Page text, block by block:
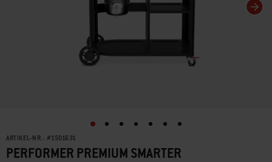
ARTIKEL-NR.: #1501631
PERFORMER PREMIUM SMARTER